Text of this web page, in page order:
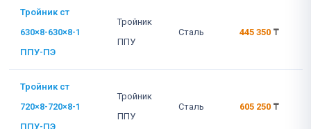
Тройник ст
630×8-630×8-1
ППУ-ПЭ
Тройник
ППУ
Сталь 445 350 ₸
Тройник ст
720×8-720×8-1
ППУ-ПЭ
Тройник
ППУ
Сталь 605 250 ₸